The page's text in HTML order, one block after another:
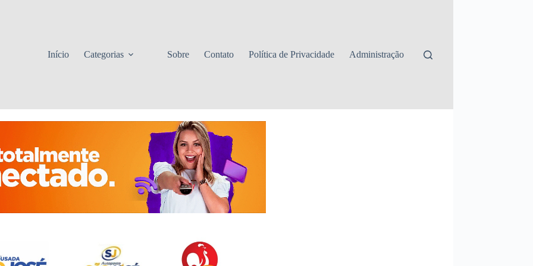
Início
Categorias Sobre Contato Política de Privacidade Administração